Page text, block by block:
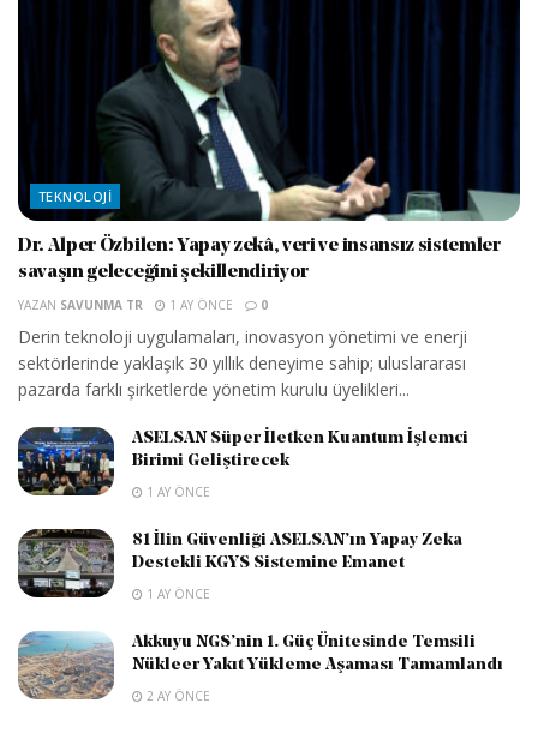
TEKNOLOJI
Dr. Alper Özbilen: Yapay zekâ, veri ve insansız sistemler
savaşın geleceğini şekillendiriyor
YAZAN SAVUNMA TR 1 AY ÖNCE 0
Derin teknoloji uygulamaları, inovasyon yönetimi ve enerji
sektörlerinde yaklaşık 30 yıllık deneyime sahip; uluslararası
pazarda farklı şirketlerde yönetim kurulu üyelikleri...
ASELSAN Süper İletken Kuantum İşlemci
Birimi Geliştirecek
1 AY ÖNCE
81 İlin Güvenliği ASELSAN’ın Yapay Zeka
Destekli KGYS Sistemine Emanet
1 AY ÖNCE
Akkuyu NGS’nin 1. Güç Ünitesinde Temsili
Nükleer Yakıt Yükleme Aşaması Tamamlandı
2 AY ÖNCE